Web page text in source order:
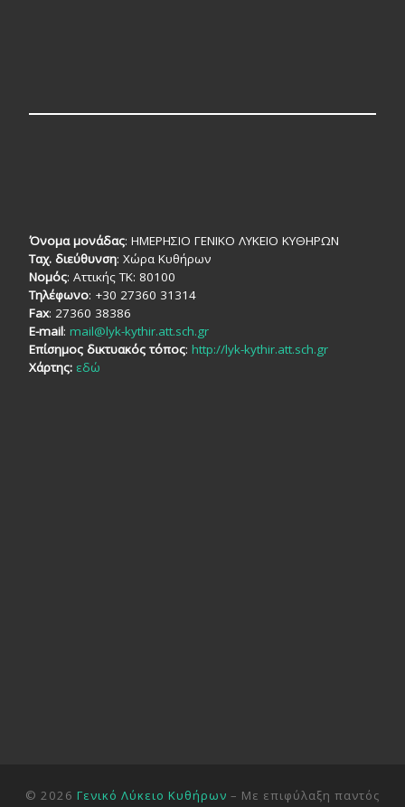
Όνομα μονάδας: ΗΜΕΡΗΣΙΟ ΓΕΝΙΚΟ ΛΥΚΕΙΟ ΚΥΘΗΡΩΝ
Ταχ. διεύθυνση: Χώρα Κυθήρων
Νομός: Αττικής TK: 80100
Τηλέφωνο: +30 27360 31314
Fax: 27360 38386
E-mail: mail@lyk-kythir.att.sch.gr
Επίσημος δικτυακός τόπος: http://lyk-kythir.att.sch.gr
Χάρτης: εδώ
© 2026 Γενικό Λύκειο Κυθήρων – Με επιφύλαξη παντός